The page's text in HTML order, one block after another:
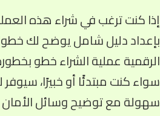
إذا كنت ترغب في شراء هذه
بإعداد دليل شامل يوضح لك
الرقمية عملية الشراء خطو
سواء كنت مبتدئًا أو خبيرًا،
سهولة مع توضيح وسائل الأمان